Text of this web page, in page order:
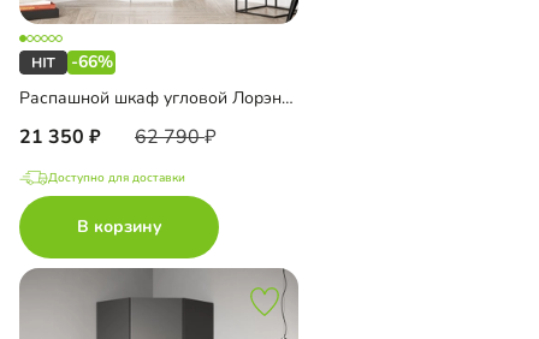
-66%
Распашной шкаф угловой Лорэна-800
21 350 62 790
Доступно для доставки
В корзину